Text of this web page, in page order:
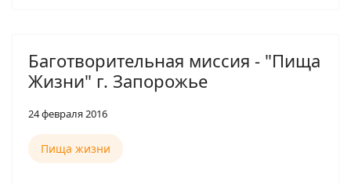
Баготворительная миссия - "Пища
Жизни" г. Запорожье
24 февраля 2016
Пища жизни